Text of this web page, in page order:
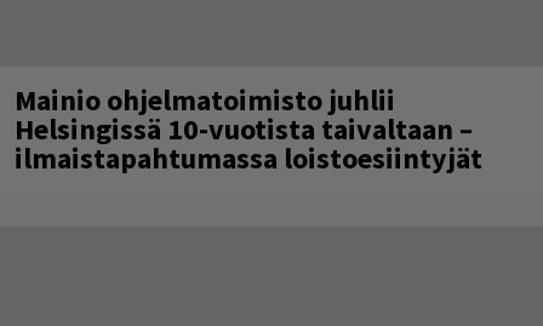
Mainio ohjelmatoimisto juhlii
Helsingissä 10-vuotista taivaltaan –
ilmaistapahtumassa loistoesiintyjät